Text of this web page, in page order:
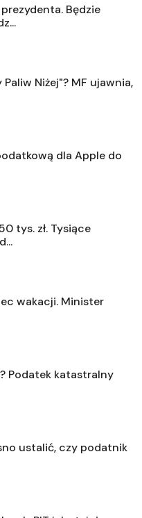
Będzie
Niżej"? MF ujawnia,
dla Apple do
tys. zł. Tysiące
wakacji. Minister
Podatek katastralny
ustalić, czy podatnik